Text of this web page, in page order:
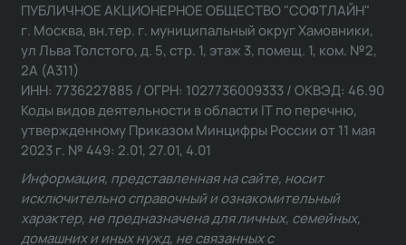
ПУБЛИЧНОЕ АКЦИОНЕРНОЕ ОБЩЕСТВО "СОФТЛАЙН"
г. Москва, вн.тер. г. муниципальный округ Хамовники,
ул Льва Толстого, д. 5, стр. 1, этаж 3, помещ. 1, ком. №2,
2А (А311)
ИНН: 7736227885 / ОГРН: 1027736009333 / ОКВЭД: 46.90
Коды видов деятельности в области IT по перечню,
утвержденному Приказом Минцифры России от 11 мая
2023 г. № 449: 2.01, 27.01, 4.01
Информация, представленная на сайте, носит
исключительно справочный и ознакомительный
характер, не предназначена для личных, семейных,
домашних и иных нужд, не связанных с